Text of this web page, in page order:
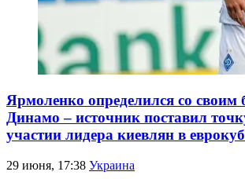
Ярмоленко определился со своим
Динамо – источник поставил
участии лидера киевлян в
29 июня, 17:38 Украина